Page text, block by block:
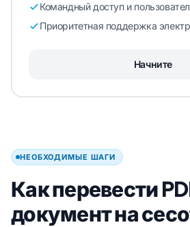
Командный доступ и
Приоритетная поддержка
Начните
НЕОБХОДИМЫЕ ШАГИ
Как перевести
документ на